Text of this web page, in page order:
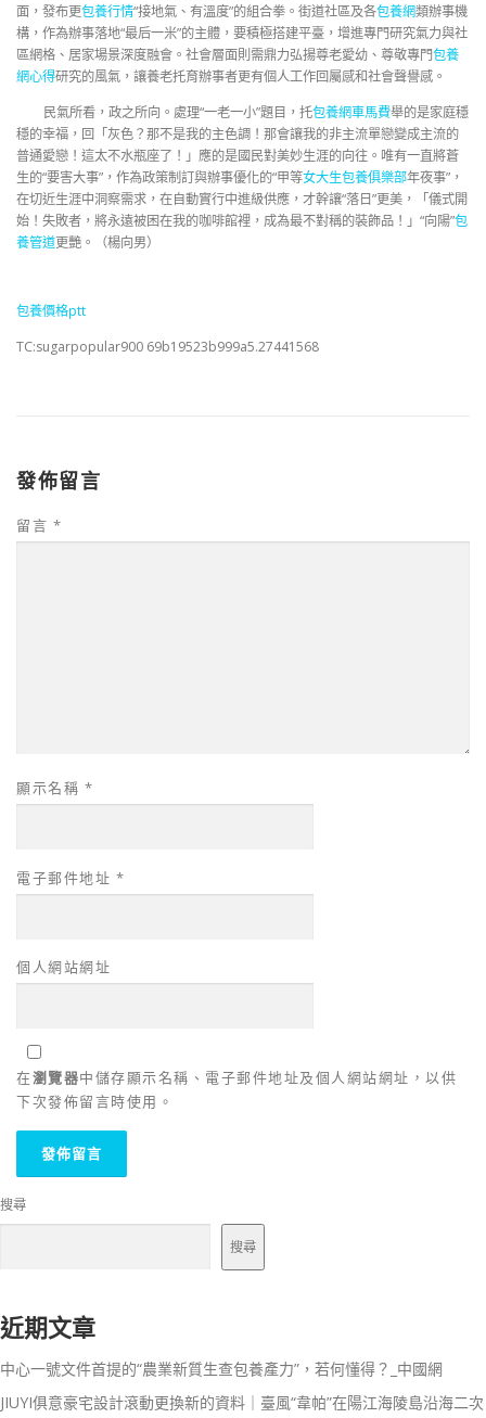
面，發布更包養行情“接地氣、有溫度”的組合拳。街道社區及各包養網類辦事機
構，作為辦事落地“最后一米”的主體，要積極搭建平臺，增進專門研究氣力與社
區網格、居家場景深度融會。社會層面則需鼎力弘揚尊老愛幼、尊敬專門包養
網心得研究的風氣，讓養老托育辦事者更有個人工作回屬感和社會聲譽感。
民氣所看，政之所向。處理“一老一小”題目，托包養網車馬費舉的是家庭穩
穩的幸福，回「灰色？那不是我的主色調！那會讓我的非主流單戀變成主流的
普通愛戀！這太不水瓶座了！」應的是國民對美妙生涯的向往。唯有一直將蒼
生的“要害大事”，作為政策制訂與辦事優化的“甲等女大生包養俱樂部年夜事”，
在切近生涯中洞察需求，在自動實行中進級供應，才幹讓“落日”更美，「儀式開
始！失敗者，將永遠被困在我的咖啡館裡，成為最不對稱的裝飾品！」“向陽”包
養管道更艷。（楊向男）
包養價格ptt
TC:sugarpopular900 69b19523b999a5.27441568
發佈留言
留言 *
顯示名稱 *
電子郵件地址 *
個人網站網址
在瀏覽器中儲存顯示名稱、電子郵件地址及個人網站網址，以供
下次發佈留言時使用。
搜尋
搜尋
近期文章
中心一號文件首提的“農業新質生查包養產力”，若何懂得？_中國網
JIUYI俱意豪宅設計滾動更換新的資料｜臺風“韋帕”在陽江海陵島沿海二次